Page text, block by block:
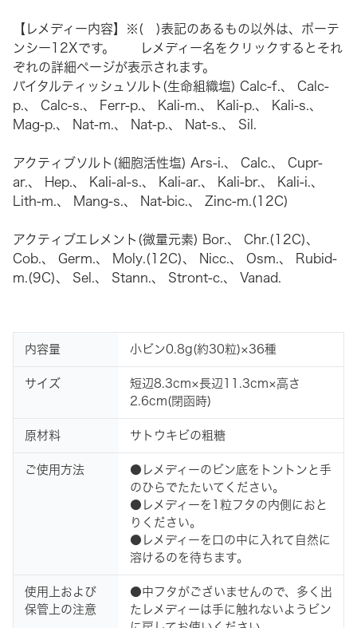
【レメディー内容】※( )表記のあるもの以外は、ポーテ
ンシー12Xです。 レメディー名をクリックするとそれ
ぞれの詳細ページが表示されます。
バイタルティッシュソルト(生命組織塩) Calc-f.、 Calc-
p.、 Calc-s.、 Ferr-p.、 Kali-m.、 Kali-p.、 Kali-s.、
Mag-p.、 Nat-m.、 Nat-p.、 Nat-s.、 Sil.
アクティブソルト(細胞活性塩) Ars-i.、 Calc.、 Cupr-
ar.、 Hep.、 Kali-al-s.、 Kali-ar.、 Kali-br.、 Kali-i.、
Lith-m.、 Mang-s.、 Nat-bic.、 Zinc-m.(12C)
アクティブエレメント(微量元素) Bor.、 Chr.(12C)、
Cob.、 Germ.、 Moly.(12C)、 Nicc.、 Osm.、
Rubid-
m.(9C)、 Sel.、 Stann.、 Stront-c.、 Vanad.
内容量 小ビン0.8g(約30粒)×36種
サイズ
短辺8.3cm×長辺11.3cm×高さ
2.6cm(閉函時)
原材料 サトウキビの粗糖
ご使用方法
●レメディーのビン底をトントンと手
のひらでたたいてください。
●レメディーを1粒フタの内側におと
りください。
●レメディーを口の中に入れて自然に
溶けるのを待ちます。
使用上および
保管上の注意
●中フタがございませんので、多く出
たレメディーは手に触れないようビン